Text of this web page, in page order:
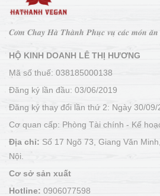
𝑪𝒐̛𝒎 𝑪𝒉𝒂𝒚 𝑯𝒂̀ 𝑻𝒉𝒂̀𝒏𝒉 𝑷𝒉𝒖̣𝒄 𝒗𝒖̣ 𝒄𝒂́𝒄 𝒎𝒐́𝒏 𝒂̆𝒏
HỘ KINH DOANH LÊ THỊ HƯƠNG
Mã số thuế: 038185000138
Đăng ký lần đầu: 03/06/2019
Đăng ký thay đổi lần thứ 2: Ngày 30/09/
Cơ quan cấp: Phòng Tài chính - Kế
Địa chỉ: Số 17 Ngõ 73, Giang Văn
Nội.
Cơ sở sản xuất
Hotline: 0906077598